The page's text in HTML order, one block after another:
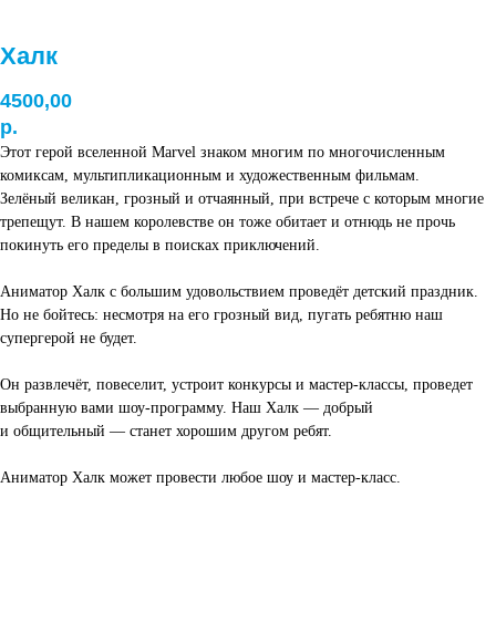
Халк
4500,00
р.
Этот герой вселенной Marvel знаком многим по многочисленным
комиксам, мультипликационным и художественным фильмам.
Зелёный великан, грозный и отчаянный, при встрече с которым многие
трепещут. В нашем королевстве он тоже обитает и отнюдь не прочь
покинуть его пределы в поисках приключений.
Аниматор Халк с большим удовольствием проведёт детский праздник.
Но не бойтесь: несмотря на его грозный вид, пугать ребятню наш
супергерой не будет.
Он развлечёт, повеселит, устроит конкурсы и мастер-классы, проведет
выбранную вами шоу-программу. Наш Халк — добрый
и общительный — станет хорошим другом ребят.
Аниматор Халк может провести любое шоу и мастер-класс.